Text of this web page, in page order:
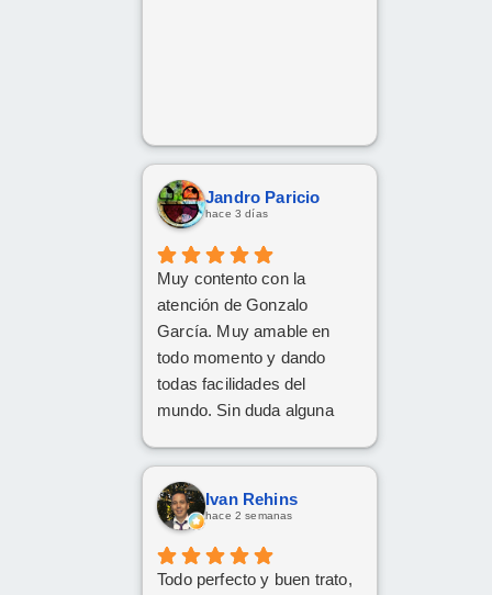
Jandro Paricio
hace 3 días
Muy contento con la
atención de Gonzalo
García. Muy amable en
todo momento y dando
todas facilidades del
mundo. Sin duda alguna
Ivan Rehins
hace 2 semanas
Todo perfecto y buen trato,